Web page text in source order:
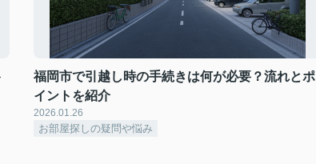
福岡市で引越し時の手続きは何が必要？流れとポ
イントを紹介
2026.01.26
お部屋探しの疑問や悩み